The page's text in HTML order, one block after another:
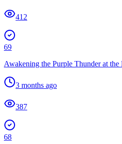
412
69
Awakening the Purple Thunder at
3 months ago
387
68